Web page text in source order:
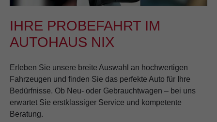
IHRE PROBEFAHRT IM
AUTOHAUS NIX
Erleben Sie unsere breite Auswahl an hochwertigen
Fahrzeugen und finden Sie das perfekte Auto für Ihre
Bedürfnisse. Ob Neu- oder Gebrauchtwagen – bei uns
erwartet Sie erstklassiger Service und kompetente
Beratung.